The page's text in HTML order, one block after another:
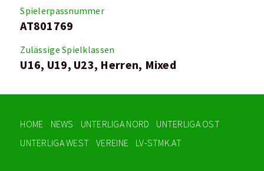
Spielerpassnummer
AT801769
Zulässige Spielklassen
U16, U19, U23, Herren, Mixed
HOME NEWS UNTERLIGA NORD
UNTERLIGA OST
UNTERLIGA WEST
VEREINE LV-STMK.AT